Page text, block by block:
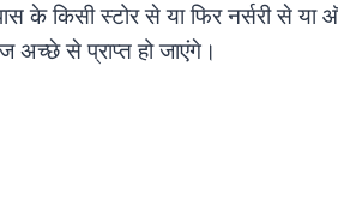
के किसी स्टोर से या फिर नर्सरी से
अच्छे से प्राप्त हो जाएंगे।